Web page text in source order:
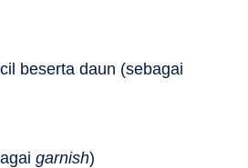
beserta daun (sebagai
garnish)